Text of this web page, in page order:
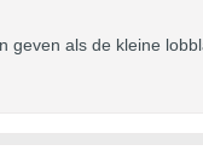
als de kleine